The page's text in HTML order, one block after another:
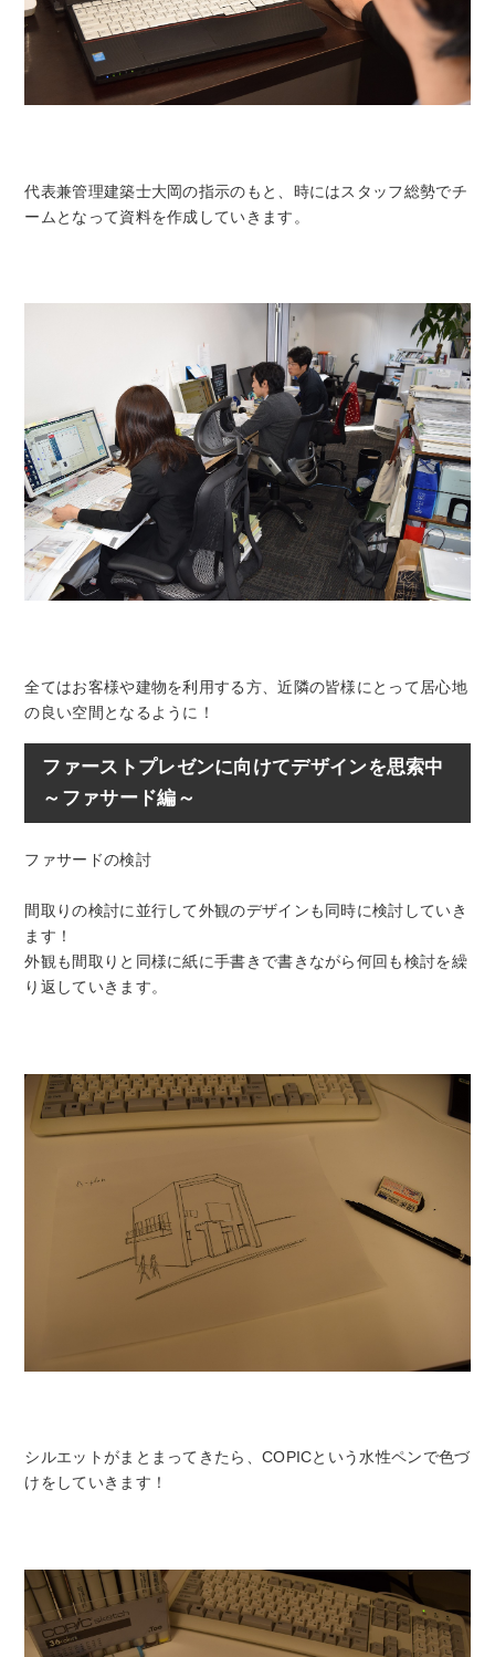
代表兼管理建築士大岡の指示のもと、時にはスタッフ総勢でチ
ームとなって資料を作成していきます。
全てはお客様や建物を利用する方、近隣の皆様にとって居心地
の良い空間となるように！
ファーストプレゼンに向けてデザインを思索中
～ファサード編～
ファサードの検討
間取りの検討に並行して外観のデザインも同時に検討していき
ます！
外観も間取りと同様に紙に手書きで書きながら何回も検討を繰
り返していきます。
シルエットがまとまってきたら、COPICという水性ペンで色づ
けをしていきます！